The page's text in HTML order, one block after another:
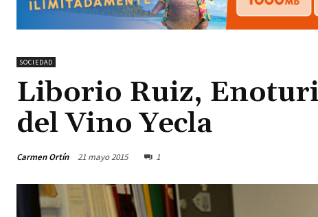
SOCIEDAD
Liborio Ruiz,
del Vino Yecla
Carmen Ortín 21 mayo 2015 1